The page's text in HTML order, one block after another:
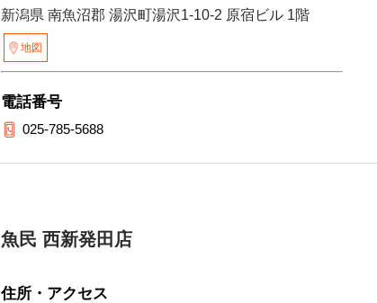
新潟県 南魚沼郡 湯沢町湯沢1-10-2 原宿ビル 1階
地図
電話番号
025-785-5688
魚民 西新発田店
住所・アクセス